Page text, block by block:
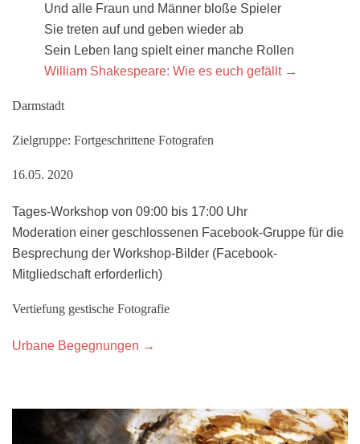
Und alle Fraun und Männer bloße Spieler
Sie treten auf und geben wieder ab
Sein Leben lang spielt einer manche Rollen
William Shakespeare: Wie es euch gefällt →
Darmstadt
Zielgruppe: Fortgeschrittene Fotografen
16.05. 2020
Tages-Workshop von 09:00 bis 17:00 Uhr
Moderation einer geschlossenen Facebook-Gruppe für die
Besprechung der Workshop-Bilder (Facebook-
Mitgliedschaft erforderlich)
Vertiefung gestische Fotografie
Urbane Begegnungen →